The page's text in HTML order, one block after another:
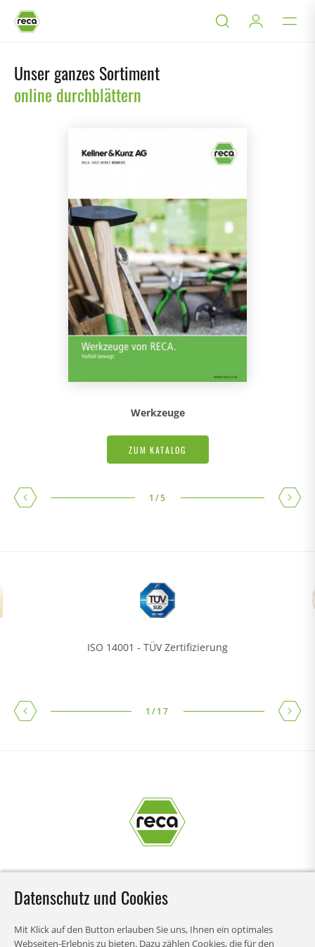
Unser ganzes Sortiment
online durchblättern
Werkzeuge
ZUM KATALOG
1 /5
ISO 14001 - TÜV Zertifizierung
1 /17
Datenschutz und Cookies
Mit Klick auf den Button erlauben Sie uns, Ihnen ein optimales
Webseiten-Erlebnis zu bieten. Dazu zählen Cookies, die für den